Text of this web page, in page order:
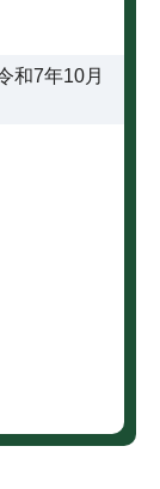
和7年10月